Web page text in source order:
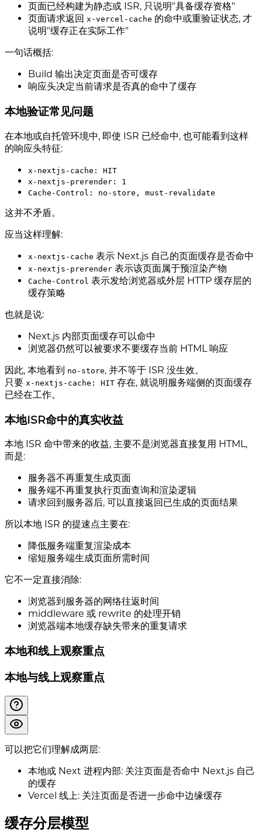
页面已经构建为静态或 ISR, 只说明"具备缓存资格"
页面请求返回 x-vercel-cache 的命中或重验证状态, 才
说明"缓存正在实际工作"
一句话概括:
Build 输出决定页面是否可缓存
响应头决定当前请求是否真的命中了缓存
本地验证常见问题
在本地或自托管环境中, 即使 ISR 已经命中, 也可能看到这样
的响应头特征:
x-nextjs-cache: HIT
x-nextjs-prerender: 1
Cache-Control: no-store, must-revalidate
这并不矛盾。
应当这样理解:
x-nextjs-cache 表示 Next.js 自己的页面缓存是否命中
x-nextjs-prerender 表示该页面属于预渲染产物
Cache-Control 表示发给浏览器或外层 HTTP 缓存层的
缓存策略
也就是说:
Next.js 内部页面缓存可以命中
浏览器仍然可以被要求不要缓存当前 HTML 响应
因此, 本地看到 no-store, 并不等于 ISR 没生效。
只要 x-nextjs-cache: HIT 存在, 就说明服务端侧的页面缓存
已经在工作。
本地ISR命中的真实收益
本地 ISR 命中带来的收益, 主要不是浏览器直接复用 HTML,
而是:
服务器不再重复生成页面
服务端不再重复执行页面查询和渲染逻辑
请求回到服务器后, 可以直接返回已生成的页面结果
所以本地 ISR 的提速点主要在:
降低服务端重复渲染成本
缩短服务端生成页面所需时间
它不一定直接消除:
浏览器到服务器的网络往返时间
middleware 或 rewrite 的处理开销
浏览器端本地缓存缺失带来的重复请求
本地和线上观察重点
本地与线上观察重点
可以把它们理解成两层:
本地或 Next 进程内部: 关注页面是否命中 Next.js 自己
的缓存
Vercel 线上: 关注页面是否进一步命中边缘缓存
缓存分层模型